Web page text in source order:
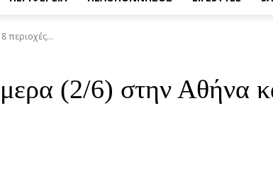
περιοχές...
(2/6) στην Αθήνα